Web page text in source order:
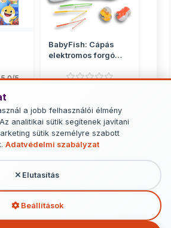
a jobb felhasználói élmény
analitikai sütik segítenek javítani
sütik személyre szabott
Adatvédelmi szabályzat
Elutasítás
Beállítások
5.0/5
BabyFish: Cápás
elektromos forgó
hanggal
5 290 Ft
RÉSZLETEK
- Ügyességi játékok